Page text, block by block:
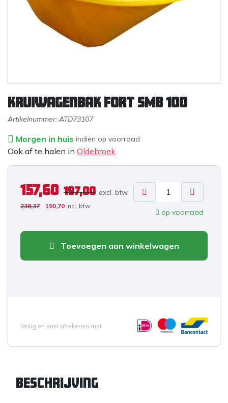
Kruiwagenbak Fort SMB 100
Artikelnummer: ATD73107
Morgen in huis indien op voorraad
Ook af te halen in Oldebroek
157,60 197,00 excl. btw
238,37 190,70 incl. btw
op voorraad
Toevoegen aan winkelwagen
Veilig en snel afrekenen met
Beschrijving